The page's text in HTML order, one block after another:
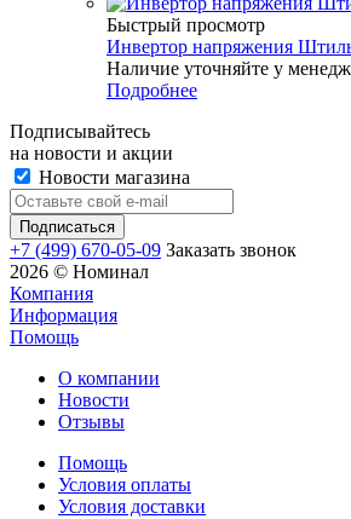
Быстрый просмотр
Инвертор напряжения
Наличие уточняйте у
Подробнее
Подписывайтесь
на новости и акции
Новости магазина
+7 (499) 670-05-09 Заказать звонок
2026 © Номинал
Компания
Информация
Помощь
О компании
Новости
Отзывы
Помощь
Условия оплаты
Условия доставки